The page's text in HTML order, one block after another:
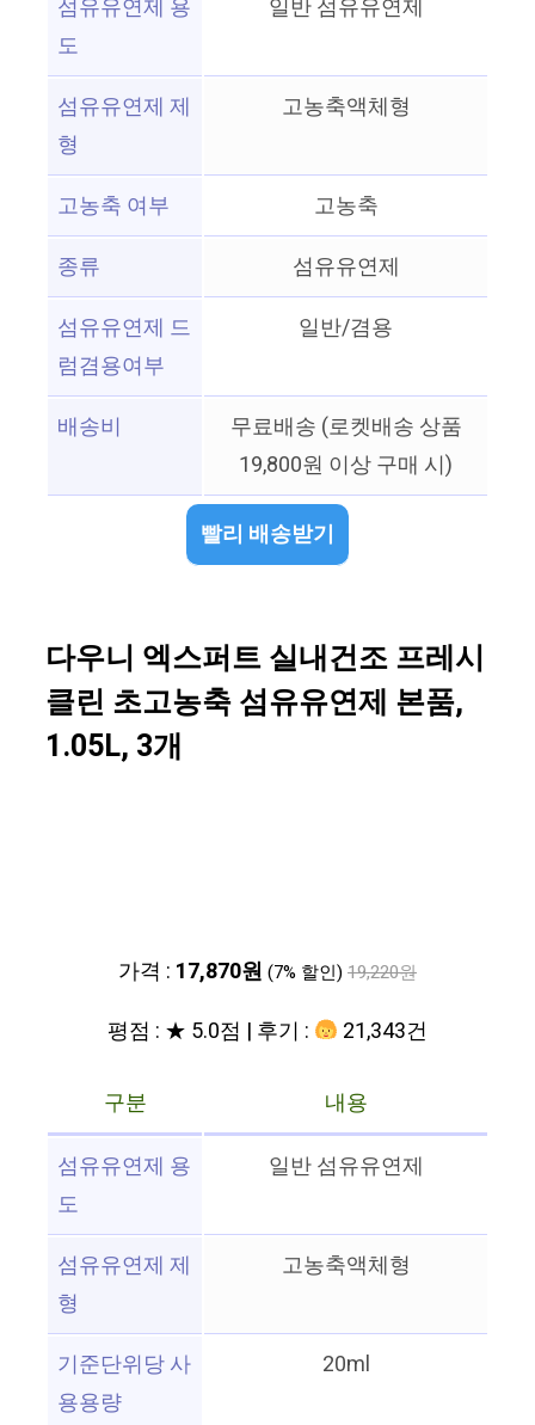
섬유유연제 용
도
일반 섬유유연제
섬유유연제 제
형
고농축액체형
고농축 여부
고농축
종류
섬유유연제
섬유유연제 드
럼겸용여부
일반/겸용
배송비
무료배송 (로켓배송 상품
19,800원 이상 구매 시)
빨리 배송받기
다우니 엑스퍼트 실내건조 프레시
클린 초고농축 섬유유연제 본품,
1.05L, 3개
가격 : 17,870원 (7% 할인) 19,220원
평점 : ★ 5.0점 | 후기 : 21,343건
구분
내용
섬유유연제 용
도
일반 섬유유연제
섬유유연제 제
형
고농축액체형
기준단위당 사
용용량
20ml